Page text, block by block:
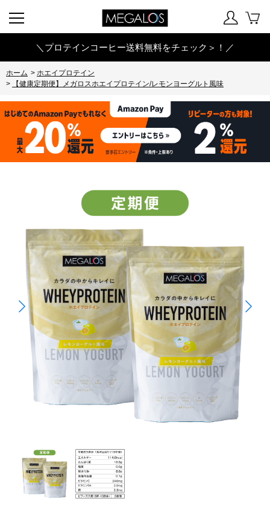
＼プロテインコーヒー送料無料をチェック＞！／
ホーム > ホエイプロテイン
>
【健康定期便】メガロスホエイプロテイン/レモンヨーグルト風味